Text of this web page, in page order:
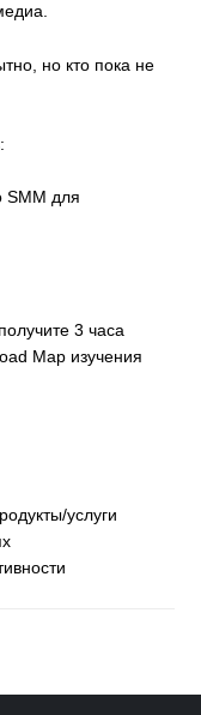
но кто пока не
SMM для
3 часа
Map изучения
услуги